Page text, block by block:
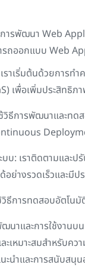
ารพัฒนา Web
รถออกแบบ Web
าเริ่มต้นด้วยการท
เพื่อเพิ่มประสิทธิภ
วิธีการพัฒนาและทด
บ: เราติดตามและ
ย่างรวดเร็วและมีป
ธีการทดสอบอัตโน
นาและการใช้งานบน
เหมาะสมสำหรับคว
นำและการสนับสนุน